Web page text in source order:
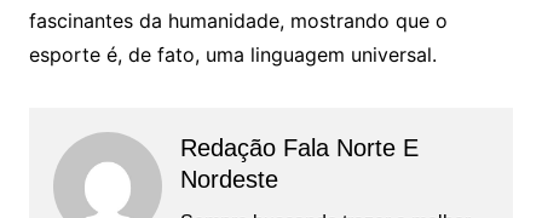
fascinantes da humanidade, mostrando que o
esporte é, de fato, uma linguagem universal.
Redação Fala Norte E
Nordeste